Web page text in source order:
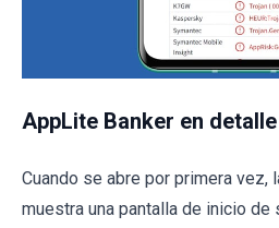
AppLite Banker en detalle
Cuando se abre por primera vez,
muestra una pantalla de inicio de